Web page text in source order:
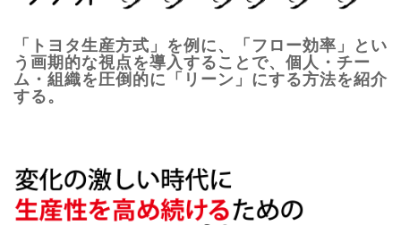
「トヨタ生産方式」を例に、「フロー効率」とい
う画期的な視点を導入することで、個人・チー
ム・組織を圧倒的に「リーン」にする方法を紹介
する。